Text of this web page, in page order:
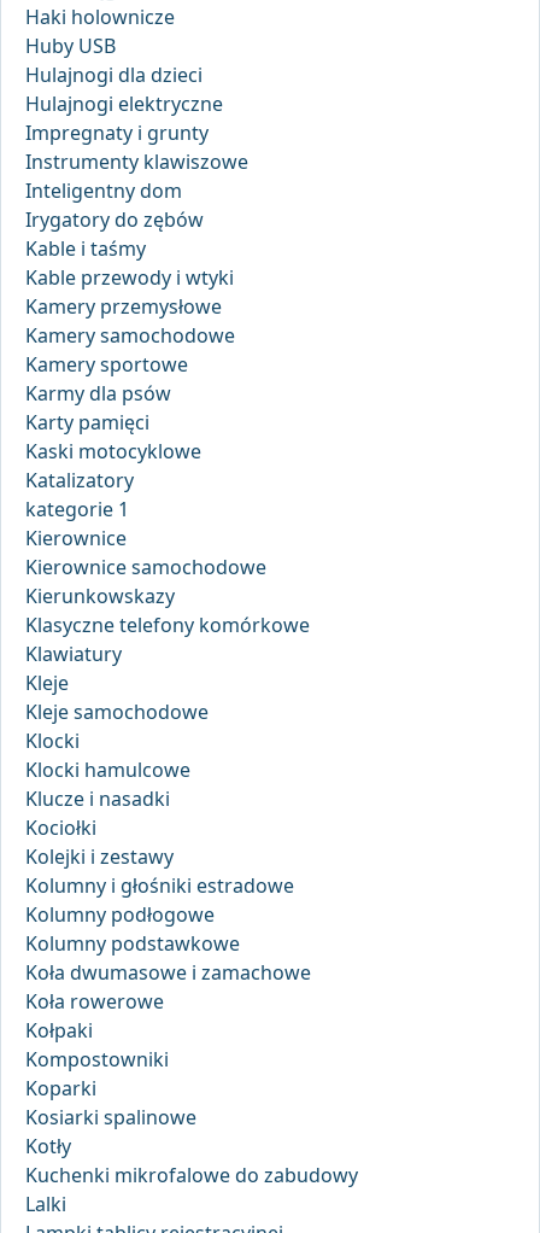
Haki holownicze
Huby USB
Hulajnogi dla dzieci
Hulajnogi elektryczne
Impregnaty i grunty
Instrumenty klawiszowe
Inteligentny dom
Irygatory do zębów
Kable i taśmy
Kable przewody i wtyki
Kamery przemysłowe
Kamery samochodowe
Kamery sportowe
Karmy dla psów
Karty pamięci
Kaski motocyklowe
Katalizatory
kategorie 1
Kierownice
Kierownice samochodowe
Kierunkowskazy
Klasyczne telefony komórkowe
Klawiatury
Kleje
Kleje samochodowe
Klocki
Klocki hamulcowe
Klucze i nasadki
Kociołki
Kolejki i zestawy
Kolumny i głośniki estradowe
Kolumny podłogowe
Kolumny podstawkowe
Koła dwumasowe i zamachowe
Koła rowerowe
Kołpaki
Kompostowniki
Koparki
Kosiarki spalinowe
Kotły
Kuchenki mikrofalowe do zabudowy
Lalki